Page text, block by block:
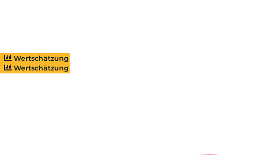
Wertschätzung
Wertschätzung